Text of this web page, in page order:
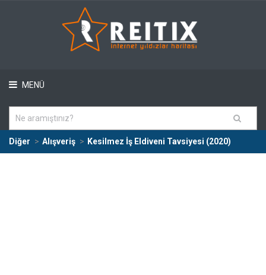
MENÜ
Diğer Alışveriş Kesilmez İş Eldiveni Tavsiyesi (2020)